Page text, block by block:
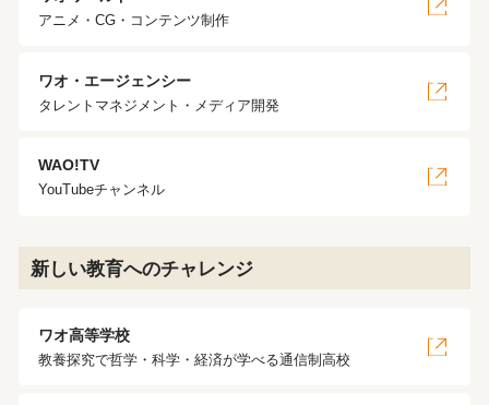
アニメ・CG・コンテンツ制作
ワオ・エージェンシー
タレントマネジメント・メディア開発
WAO!TV
YouTubeチャンネル
新しい教育へのチャレンジ
ワオ高等学校
教養探究で哲学・科学・経済が学べる通信制高校